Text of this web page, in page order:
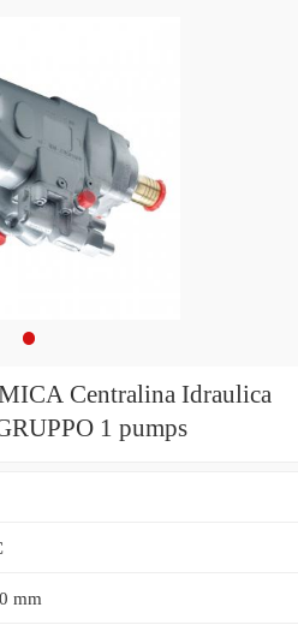
Centralina Idraulica
1 pumps
mm